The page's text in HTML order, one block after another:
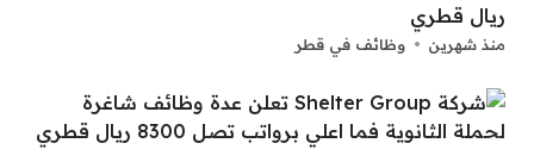
ريال قطري
منذ شهرين وظائف في قطر